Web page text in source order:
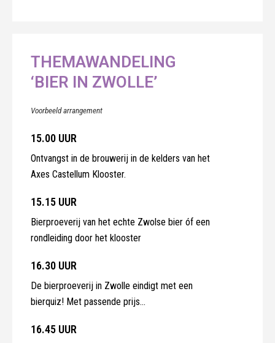
THEMAWANDELING
‘BIER IN ZWOLLE’
Voorbeeld arrangement
15.00 UUR
Ontvangst in de brouwerij in de kelders van het
Axes Castellum Klooster.
15.15 UUR
Bierproeverij van het echte Zwolse bier óf een
rondleiding door het klooster
16.30 UUR
De bierproeverij in Zwolle eindigt met een
bierquiz! Met passende prijs…
16.45 UUR